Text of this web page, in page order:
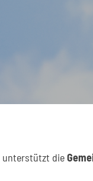
unterstützt die